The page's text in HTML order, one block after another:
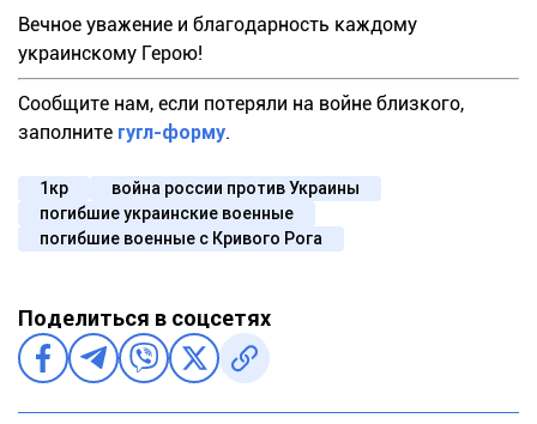
Вечное уважение и благодарность каждому
украинскому Герою!
Сообщите нам, если потеряли на войне близкого,
заполните гугл-форму.
1кр
война россии против Украины
погибшие украинские военные
погибшие военные с Кривого Рога
Поделиться в соцсетях